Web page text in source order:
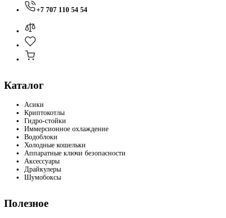
+7 707 110 54 54
Каталог
Асики
Криптокотлы
Гидро-стойки
Иммерсионное охлаждение
Водоблоки
Холодные кошельки
Аппаратные ключи безопасности
Аксессуары
Драйкулеры
Шумобоксы
Полезное